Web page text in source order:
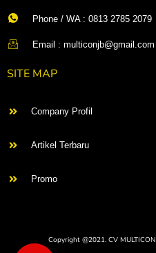
Phone / WA : 0813 2785 2079
Email : multiconjb@gmail.com
SITE MAP
Company Profil
Artikel Terbaru
Promo
Copyright @2021. CV